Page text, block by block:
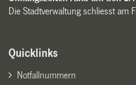
Die Stadtverwaltung schliesst am
Quicklinks
Notfallnummern